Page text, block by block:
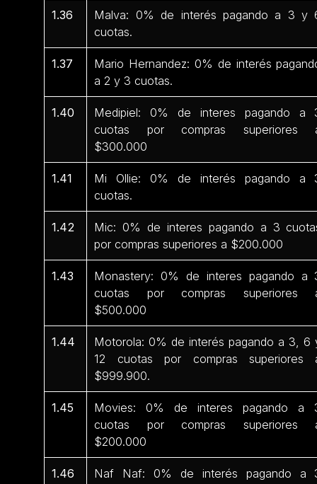
1.36
Malva: 0% de interés pagando a 3 y
cuotas.
1.37
Mario Hernandez: 0% de interés
a 2 y 3 cuotas.
1.40
Medipiel: 0% de interes pagando a
cuotas por compras superiores
$300.000
1.41
Mi Ollie: 0% de interés pagando a
cuotas.
1.42
Mic: 0% de interes pagando a 3
por compras superiores a $200.000
1.43
Monastery: 0% de interes pagando a
cuotas por compras superiores
$500.000
1.44
Motorola: 0% de interés pagando a 3, 6
12 cuotas por compras superiores
$999.900.
1.45
Movies: 0% de interes pagando a
cuotas por compras superiores
$200.000
1.46
Naf Naf: 0% de interés pagando a